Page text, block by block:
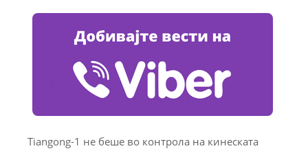
Tiangong-1 не беше во контрола на кинеската